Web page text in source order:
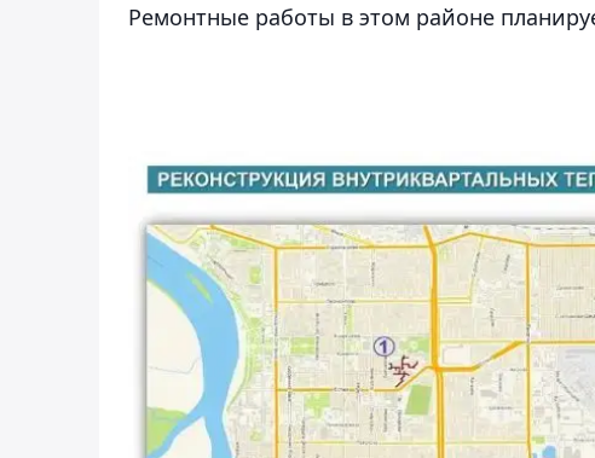
Ремонтные работы в этом районе